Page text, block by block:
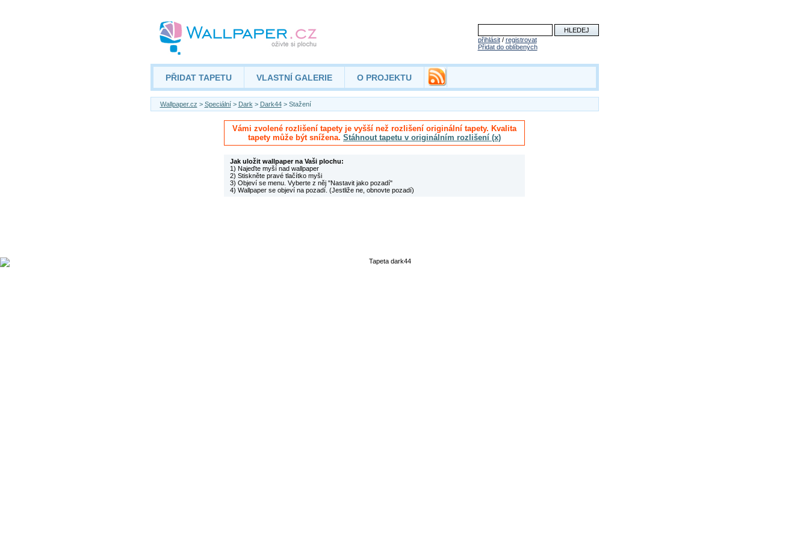
přihlásit/ registrovat
Přidat do oblíbených
PŘIDAT TAPETU VLASTNÍ GALERIE O PROJEKTU
Wallpaper.cz > Speciální> Dark > Dark44> Stažení
Vámi zvolené rozlišení tapety je vyšší než rozlišení originální tapety. Kvalita
tapety může být snížena. Stáhnout tapetu v originálním rozlišení (x)
Jak uložit wallpaper na Vaši plochu:
1) Najeďte myší nad wallpaper
2) Stiskněte pravé tlačítko myši
3) Objeví se menu. Vyberte z něj "Nastavit jako pozadí"
4) Wallpaper se objeví na pozadí. (Jestliže ne, obnovte pozadí)